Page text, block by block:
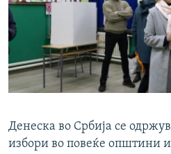
Денеска во Србија се
избори во повеќе општини